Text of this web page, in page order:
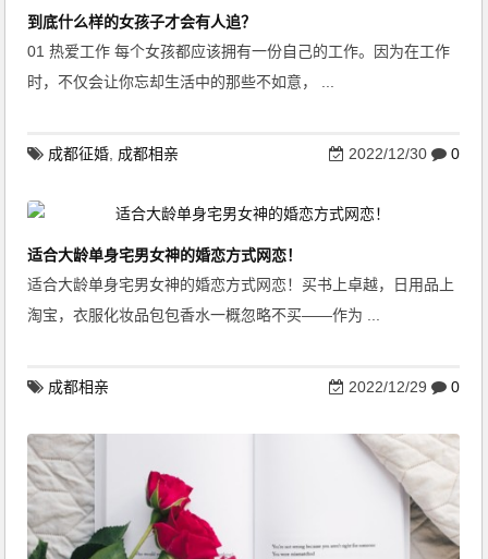
到底什么样的女孩子才会有人追？
01 热爱工作 每个女孩都应该拥有一份自己的工作。因为在工作
时，不仅会让你忘却生活中的那些不如意， ...
成都征婚 成都相亲 2022/12/30 0
适合大龄单身宅男女神的婚恋方式网恋！
适合大龄单身宅男女神的婚恋方式网恋！买书上卓越，日用品上
淘宝，衣服化妆品包包香水一概忽略不买——作为 ...
成都相亲 2022/12/29 0